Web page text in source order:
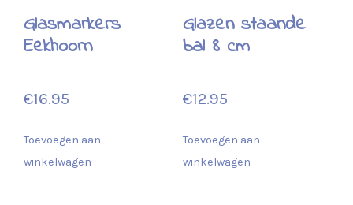
Glasmarkers
Eekhoorn
€16.95
Toevoegen aan
winkelwagen
Glazen staande
bal 8 cm
€12.95
Toevoegen aan
winkelwagen